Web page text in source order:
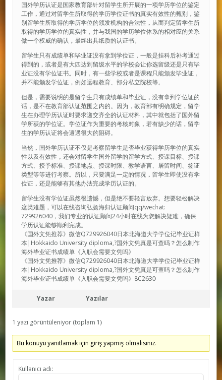
国外学历认证是国家教育部针对留学生所开展的一项学历学位的鉴定
工作，通过对留学生所取得的学历学位证书的真实有效性的甄别，鉴
别留学生所取得的学历学位的颁发机构的合法性，从而判定留学生所
取得的学历学位的真实性，并与我国的学历学位体系的相对应的关系
做一个权威的确认，最终出具纸质的认证书。
留学生只有成绩单和毕业证没有拿到学位证，一般是挂科后补考通过
得到的，或者是有大四达到留级水平的学校会让你选留级还是只有毕
业证没有学位证书。同时，有一些学校或者是课程只能颁发毕业证，
并不能颁发学位证，例如远程教育、部分私立院校等。
但是，需要说明的是留学生只有成绩单和毕业证，没有拿到学位证的
话，是不在教育部认证范围之内的。因为，教育部有明确规定，留学
生在办理学历认证时要求递交齐全的认证材料，其中就包括了国外留
学所获的学位证。学位证作为重要的考核对象，若有缺少的话，留学
生的学历认证将会遭遇很大的阻碍。
当然，国外学历认证不仅是考察留学生是否毕业获得学历学位的真实
性以及有效性，还会对留学生国外留学的留学方式、授课目标、授课
方式、授予标准、授课地点、授课时限、教学语言、居留时间、签证
类型等等进行考察。所以，只要满足一定的情况，留学生即使没有学
位证，还是能够有其他办法完成学历认证的。
留学生没有学位证虽然很遗憾，但是绝不要轻言放弃。想要轻松解决
这类难题，可以在线咨询弘扬海归认证顾问qq/wechat:
729926040，我们专业的认证顾问24小时在线为您解决疑难，确保
学历认证能够顺利完成。
《国外文凭推荐》微信Q729926040日本北海道大学学位记毕业证样
本|Hokkaido University diploma,?国外文凭真是可查吗？怎么制作
海外毕业证书成绩单《入职会需要文凭吗》
《国外文凭推荐》微信Q729926040日本北海道大学学位记毕业证样
本|Hokkaido University diploma,?国外文凭真是可查吗？怎么制作
海外毕业证书成绩单《入职会需要文凭吗》8C2630
Yazar Yazılar
1 yazı görüntüleniyor (toplam 1)
Bu konuyu yanıtlamak için giriş yapmış olmalısınız.
Kullanıcı adı: